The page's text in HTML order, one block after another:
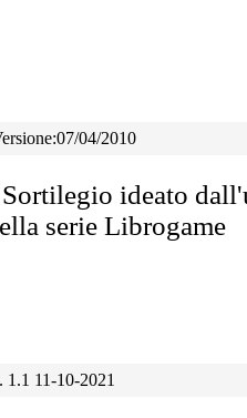
04/2010
ideato
serie Librogame
1.1 11-10-2021